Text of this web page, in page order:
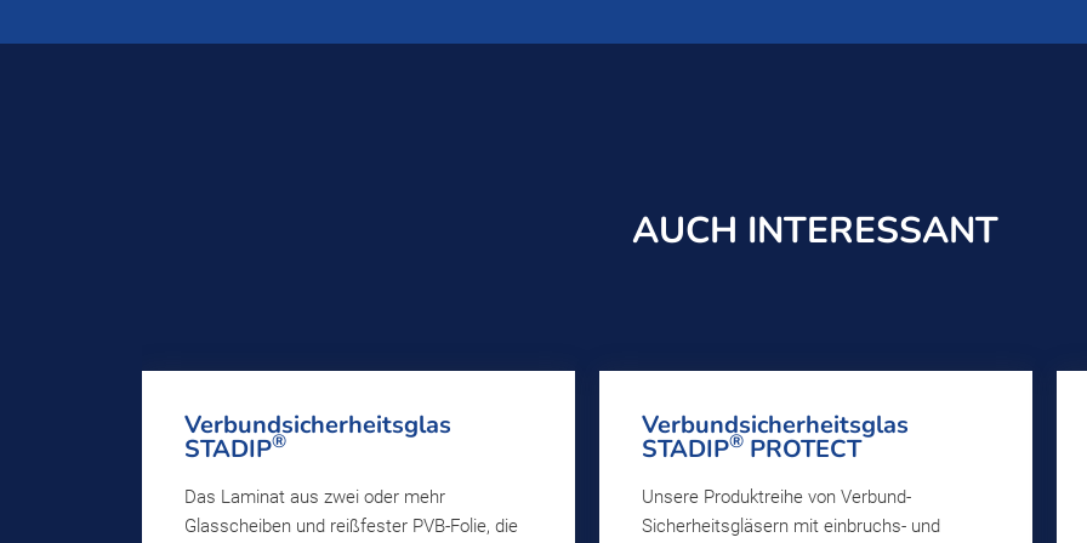
AUCH INTERESSANT
Verbundsicherheitsglas
STADIP®
Das Laminat aus zwei oder mehr
Glasscheiben und reißfester PVB-Folie, die
Verbundsicherheitsglas
STADIP®PROTECT
Unsere Produktreihe von Verbund-
Sicherheitsgläsern mit einbruchs- und